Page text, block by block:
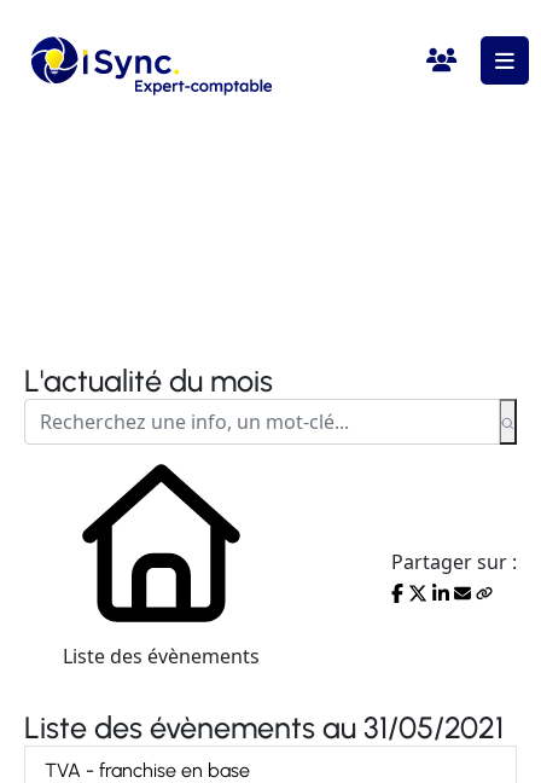
L'actualité du mois
Liste des évènements
Partager sur :
Liste des évènements au 31/05/2021
TVA - franchise en base